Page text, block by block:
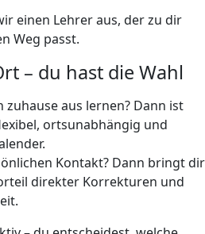
einen Lehrer aus, der zu dir
Weg passt.
– du hast die Wahl
aus lernen? Dann ist
ortsunabhängig und
Kontakt? Dann bringt dir
direkter Korrekturen und